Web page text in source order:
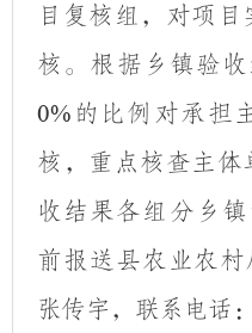
目复核组，对项
核。根据乡镇验
0% 的比例对承担
核，重点核查主
收结果各组分乡
前报送县农业农村
张传宇，联系电话